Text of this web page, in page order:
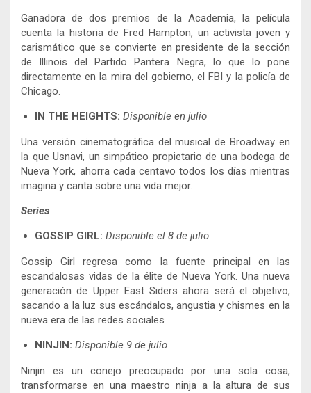
Ganadora de dos premios de la Academia, la película
cuenta la historia de Fred Hampton, un activista joven y
carismático que se convierte en presidente de la sección
de Illinois del Partido Pantera Negra, lo que lo pone
directamente en la mira del gobierno, el FBI y la policía de
Chicago.
IN THE HEIGHTS: Disponible en julio
Una versión cinematográfica del musical de Broadway en
la que Usnavi, un simpático propietario de una bodega de
Nueva York, ahorra cada centavo todos los días mientras
imagina y canta sobre una vida mejor.
Series
GOSSIP GIRL: Disponible el 8 de julio
Gossip Girl regresa como la fuente principal en las
escandalosas vidas de la élite de Nueva York. Una nueva
generación de Upper East Siders ahora será el objetivo,
sacando a la luz sus escándalos, angustia y chismes en la
nueva era de las redes sociales
NINJIN: Disponible 9 de julio
Ninjin es un conejo preocupado por una sola cosa,
transformarse en una maestro ninja a la altura de sus